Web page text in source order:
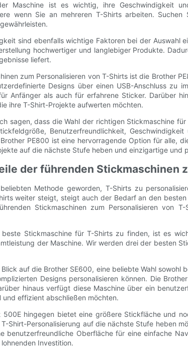
Maschine ist es wichtig, ihre Geschwindigkeit
wenn Sie an mehreren T-Shirts arbeiten.
sind ebenfalls wichtige Faktoren bei der Auswahl
hochwertiger und langlebiger Produkte.
liefert.
zum Personalisieren von T-Shirts ist die Brother
Designs über einen USB-Anschluss zu
Anfänger als auch für erfahrene Sticker. Darüber
ihre T-Shirt-Projekte aufwerten möchten.
sagen, dass die Wahl der richtigen Stickmaschine
Benutzerfreundlichkeit,
PE800 ist eine hervorragende Option für alle,
auf die nächste Stufe heben und einzigartige
der führenden Stickmaschinen
Methode geworden, T-Shirts zu
weiter steigt, steigt auch der Bedarf an den
Stickmaschinen zum Personalisieren von
Stickmaschine für T-Shirts zu finden, ist es
der Maschine. Wir werden drei der besten
auf die Brother SE600, eine beliebte Wahl
Designs personalisieren können. Die
hinaus verfügt diese Maschine über ein
und effizient abschließen möchten.
500E hingegen bietet eine größere Stickfläche und
Shirt-Personalisierung auf die nächste Stufe heben
benutzerfreundliche Oberfläche für eine einfache
Investition.